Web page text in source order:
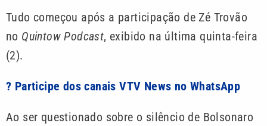
Tudo começou após a participação de Zé Trovão
no Quintow Podcast, exibido na última quinta-feira
(2).
? Participe dos canais VTV News no WhatsApp
Ao ser questionado sobre o silêncio de Bolsonaro